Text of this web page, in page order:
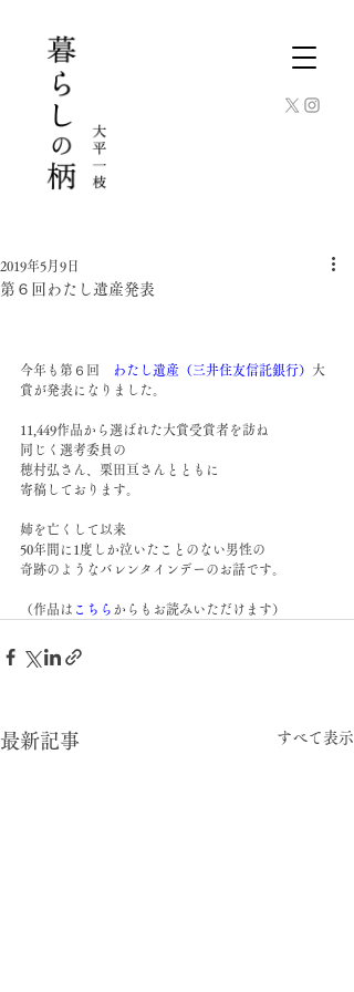
第６回わたし遺産発表
2019年5月9日
今年も第６回 わたし遺産（三井住友信託銀行） 大
賞が発表になりました。
11,449作品から選ばれた大賞受賞者を訪ね
同じく選考委員の
穂村弘さん、栗田亘さんとともに
寄稿しております。
姉を亡くして以来
50年間に1度しか泣いたことのない男性の
奇跡のようなバレンタインデーのお話です。
（作品は こちら からもお読みいただけます）
最新記事 すべて表示